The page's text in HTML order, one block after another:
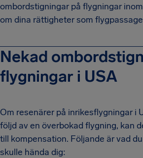
ombordstigningar på flygningar
om dina rättigheter som
Nekad
flygningar i USA
Om resenärer på inrikesflygningar i
följd av en överbokad flygning, kan
till kompensation. Följande är vad
skulle hända dig: